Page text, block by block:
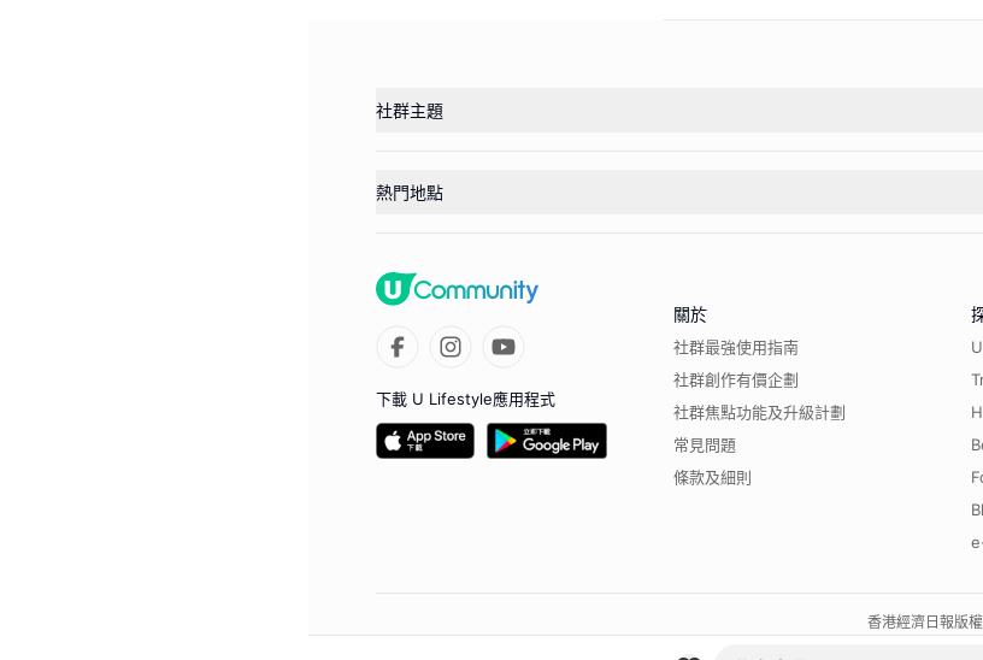
社群主題
熱門地點
下載 U Lifestyle應用程式
關於
社群最強使用指南
社群創作有價企劃
社群焦點功能及升級計劃
常見問題
條款及細則
香港經濟日報版